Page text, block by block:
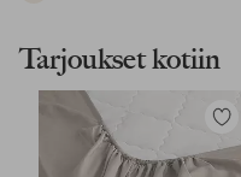
Tarjoukset kotiin
Lisää